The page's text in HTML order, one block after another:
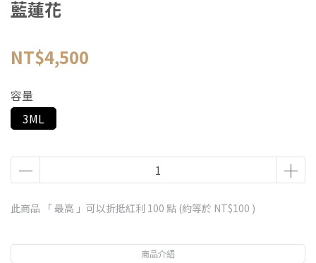
藍蓮花
NT$4,500
容量
3ML
此商品 「 最高 」可以折抵紅利 100 點 (約等於 NT$100 )
商品介紹